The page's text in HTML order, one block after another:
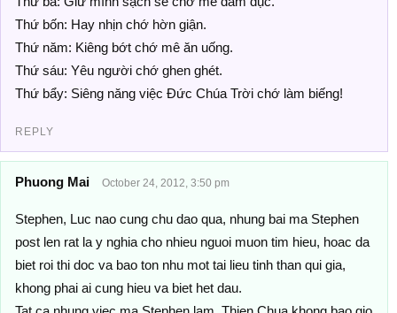
Thứ bốn: Hay nhịn chớ hờn giận.
Thứ năm: Kiêng bớt chớ mê ăn uống.
Thứ sáu: Yêu người chớ ghen ghét.
Thứ bẩy: Siêng năng việc Đức Chúa Trời chớ làm biếng!
REPLY
Phuong Mai October 24, 2012, 3:50 pm
Stephen, Luc nao cung chu dao qua, nhung bai ma Stephen
post len rat la y nghia cho nhieu nguoi muon tim hieu, hoac da
biet roi thi doc va bao ton nhu mot tai lieu tinh than qui gia,
khong phai ai cung hieu va biet het dau.